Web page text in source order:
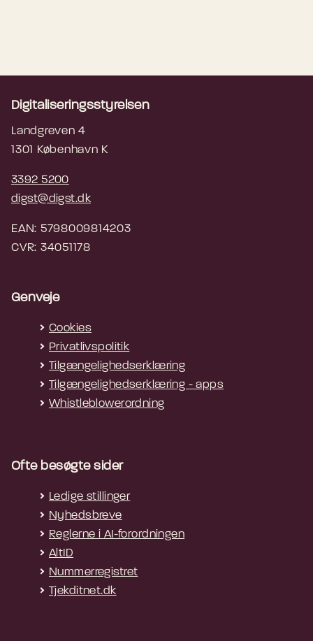
Digitaliseringsstyrelsen
Landgreven 4
1301 København K
3392 5200
digst@digst.dk
EAN: 5798009814203
CVR: 34051178
Genveje
Cookies
Privatlivspolitik
Tilgængelighedserklæring
Tilgængelighedserklæring - apps
Whistleblowerordning
Ofte besøgte sider
Ledige stillinger
Nyhedsbreve
Reglerne i AI-forordningen
AltID
Nummerregistret
Tjekditnet.dk